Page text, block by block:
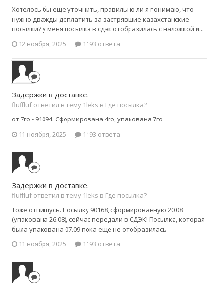
Хотелось бы еще уточнить, правильно ли я понимаю, что
нужно дважды доплатить за застрявшие казахстанские
посылки? у меня посылка в сдэк отобразилась с наложкой и...
12 ноября, 2025
1193 ответа
Задержки в доставке.
fluffluf ответил в тему 1leks в Где посылка?
от 7го - 91094. Сформирована 4го, упакована 7го
11 ноября, 2025
1193 ответа
Задержки в доставке.
fluffluf ответил в тему 1leks в Где посылка?
Тоже отпишусь. Посылку 90168, сформированную 20.08
(упакована 26.08), сейчас передали в СДЭК! Посылка, которая
была упакована 07.09 пока еще не отобразилась
11 ноября, 2025
1193 ответа